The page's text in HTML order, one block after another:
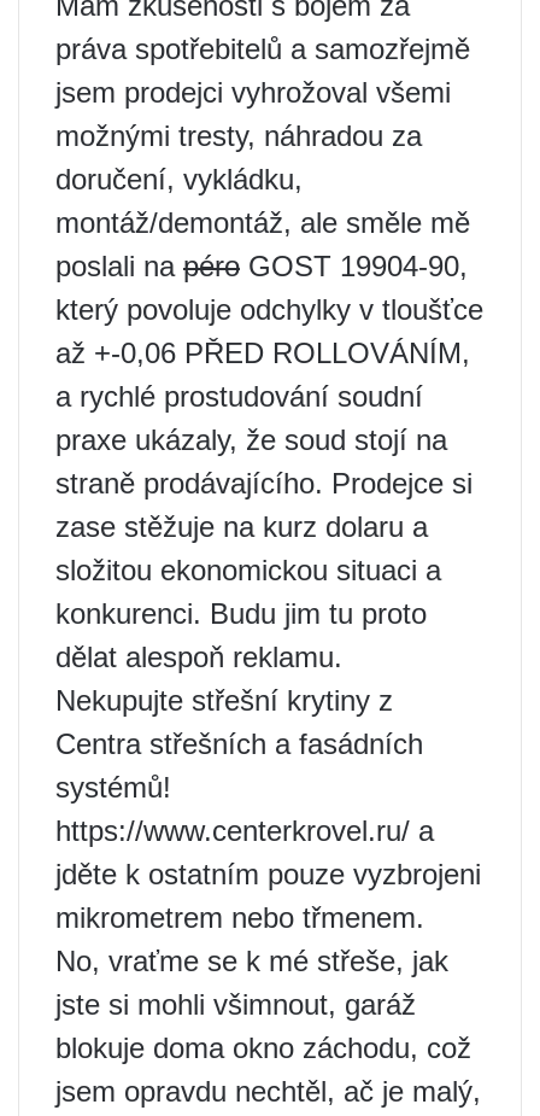
práva spotřebitelů a samozřejmě
jsem prodejci vyhrožoval všemi
možnými tresty, náhradou za
doručení, vykládku,
montáž/demontáž, ale směle mě
poslali na péro GOST 19904-90,
který povoluje odchylky v tloušťce
až +-0,06 PŘED ROLLOVÁNÍM,
a rychlé prostudování soudní
praxe ukázaly, že soud stojí na
straně prodávajícího. Prodejce si
zase stěžuje na kurz dolaru a
složitou ekonomickou situaci a
konkurenci. Budu jim tu proto
dělat alespoň reklamu.
Nekupujte střešní krytiny z
Centra střešních a fasádních
systémů!
https://www.centerkrovel.ru/ a
jděte k ostatním pouze vyzbrojeni
mikrometrem nebo třmenem.
No, vraťme se k mé střeše, jak
jste si mohli všimnout, garáž
blokuje doma okno záchodu, což
jsem opravdu nechtěl, ač je malý,